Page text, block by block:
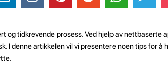
og tidkrevende prosess. Ved hjelp av nettbaserte
I denne artikkelen vil vi presentere noen tips for å